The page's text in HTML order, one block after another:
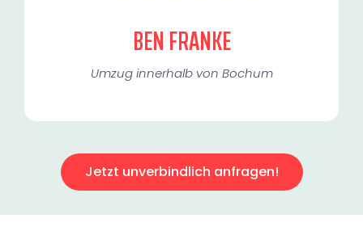
BEN FRANKE
Umzug innerhalb von Bochum​
Jetzt unverbindlich anfragen!